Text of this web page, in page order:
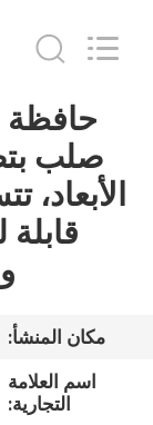
الصفحة
الرئيسية
منتجات
Developedصلب
مكان المنشأ:
اسم العلامة
التجارية: